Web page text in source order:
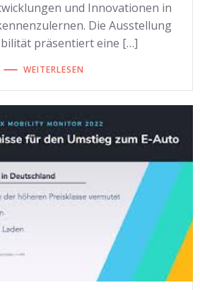
und Innovationen in
Die Ausstellung
präsentiert eine […]
WEITERLESEN